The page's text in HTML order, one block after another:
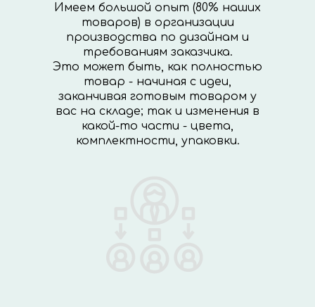
Имеем большой опыт (80% наших
товаров) в организации
производства по дизайнам и
требованиям заказчика.
Это может быть, как полностью
товар - начиная с идеи,
заканчивая готовым товаром у
вас на складе; так и изменения в
какой-то части - цвета,
комплектности, упаковки.